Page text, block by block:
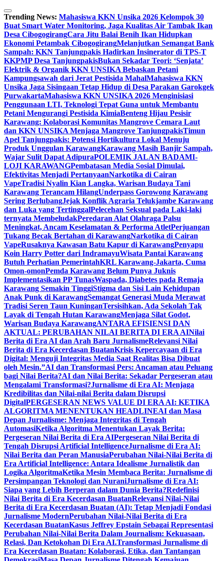
Skip
to
content
Trending News: Mahasiswa KKN Unsika 2026 Kelompok 30
Buat Smart Water Monitoring, Jaga Kualitas Air Tambak Ikan
Desa CibogogirangCara Jitu Balai Benih Ikan Hidupkan
Ekonomi Petambak CibogogirangMelanjutkan Semangat Bank
Sampah: KKN Tanjungpakis Hadirkan Insinerator di TPS-T
KKPMP Desa TanjungpakisBukan Sekadar Teori: ‘Senjata’
Elektrik & Organik KKN UNSIKA Bebaskan Petani
Kampungsawah dari Jerat Pestisida MahalMahasiswa KKN
Unsika Jaga Sisingaan Tetap Hidup di Desa Parakan Garokgek
PurwakartaMahasiswa KKN UNSIKA 2026 Menginisiasi
Penggunaan LTI, Teknologi Tepat Guna untuk Membantu
Petani Mengurangi Pestisida KimiaBenteng Hijau Pesisir
Karawang: Kolaborasi Komunitas Mangrove Cemara Laut
dan KKN UNSIKA Menjaga Mangrove TanjungpakisTimun
Apel Tanjungpakis: Potensi Hortikultura Lokal Menuju
Produk Unggulan KarawangKarawang Masih Banjir Sampah,
Wajar Sulit Dapat AdipuraPOLEMIK JALAN BADAMI-
LOJI KARAWANGPembatasan Media Sosial Dimulai,
Efektivitas Menjadi PertanyaanNarkotika di Cairan
VapeTradisi Nyalin Kian Langka, Warisan Budaya Tani
Karawang Terancam HilangUnderpass Gorowong Karawang
Sering BerlubangJejak Konflik Agraria Telukjambe Karawang
dan Luka yang TertinggalPelecehan Seksual pada Laki-laki
ternyata MembeludakPeredaran Alat Olahraga Palsu
Meningkat, Ancam Keselamatan & Performa AtletPerjuangan
Tukang Becak Bertahan di KarawangNarkotika di Cairan
VapeRusaknya Kawasan Batu Kapur di KarawangPenyapu
Koin Harry Potter dari IndramayuWisata Pantai Karawang
Butuh Perhatian PemerintahKRL Karawang-Jakarta, Cuma
Omon-omonPemda Karawang Belum Punya Juknis
Implementasikan PP TunasWaspada, Diabetes pada Remaja
Karawang Semakin TinggiStigma dan Sisi Lain Kehidupan
Anak Punk di KarawangSemangat Generasi Muda Merawat
Tradisi Seren Taun KuninganTersisihkan, Ada Sekolah Tak
Layak di Tengah Hutan KarawangMenjaga Silat Godot,
Warisan Budaya KarawangANTARA EFISIENSI DAN
AKTUAL: PERUBAHAN NILAI BERITA DI ERA AINilai
Berita di Era AI dan Arah Baru JurnalismeRelevansi Nilai
Berita di Era Kecerdasan BuatanKrisis Kepercayaan di Era
Digital: Menguji Integritas Media Saat Realitas Bisa Dibuat
oleh Mesin.”AI dan Transformasi Pers: Ancaman atau Peluang
bagi Nilai Berita?AI dan Nilai Berita: Sekadar Pergeseran atau
Mengalami Transformasi?Jurnalisme di Era AI: Menjaga
Kredibilitas dan Nilai-nilai Berita dalam Disrupsi
DigitalPERGESERAN NEWS VALUE DI ERA AI: KETIKA
ALGORITMA MENENTUKAN HEADLINEAI dan Masa
Depan Jurnalisme: Menjaga Integritas di Tengah
AutomasiKetika Algoritma Menentukan Layak Berita:
Pergeseran Nilai Berita di Era AIPergeseran Nilai Berita di
Tengah Disrupsi Artificial IntelligenceJurnalisme di Era AI:
Nilai Berita dan Peran ManusiaPerubahan Nilai-Nilai Berita di
Era Artificial Intelligence: Antara Idealisme Jurnalistik dan
Logika AlgoritmaKetika Mesin Membaca Berita: Jurnalisme di
Persimpangan Teknologi dan NuraniJurnalisme di Era AI:
Siapa yang Lebih Berperan dalam Dunia Berita?Redefinisi
Nilai Berita di Era Kecerdasan BuatanRelevansi Nilai-Nilai
Berita di Era Kecerdasan Buatan (AI): Tetap Menjadi Fondasi
Jurnalisme ModernPerubahan Nilai-Nilai Berita di Era
Kecerdasan BuatanKasus Jeffrey Epstain Sebagai Representasi
Perubahan Nilai-Nilai Berita Dalam Journalism: Kekuasaan,
Relasi, Dan Ketokohan Di Era AI.Transformasi Jurnalisme di
Era Kecerdasan Buatan: Kolaborasi, Etika, dan Tantangan